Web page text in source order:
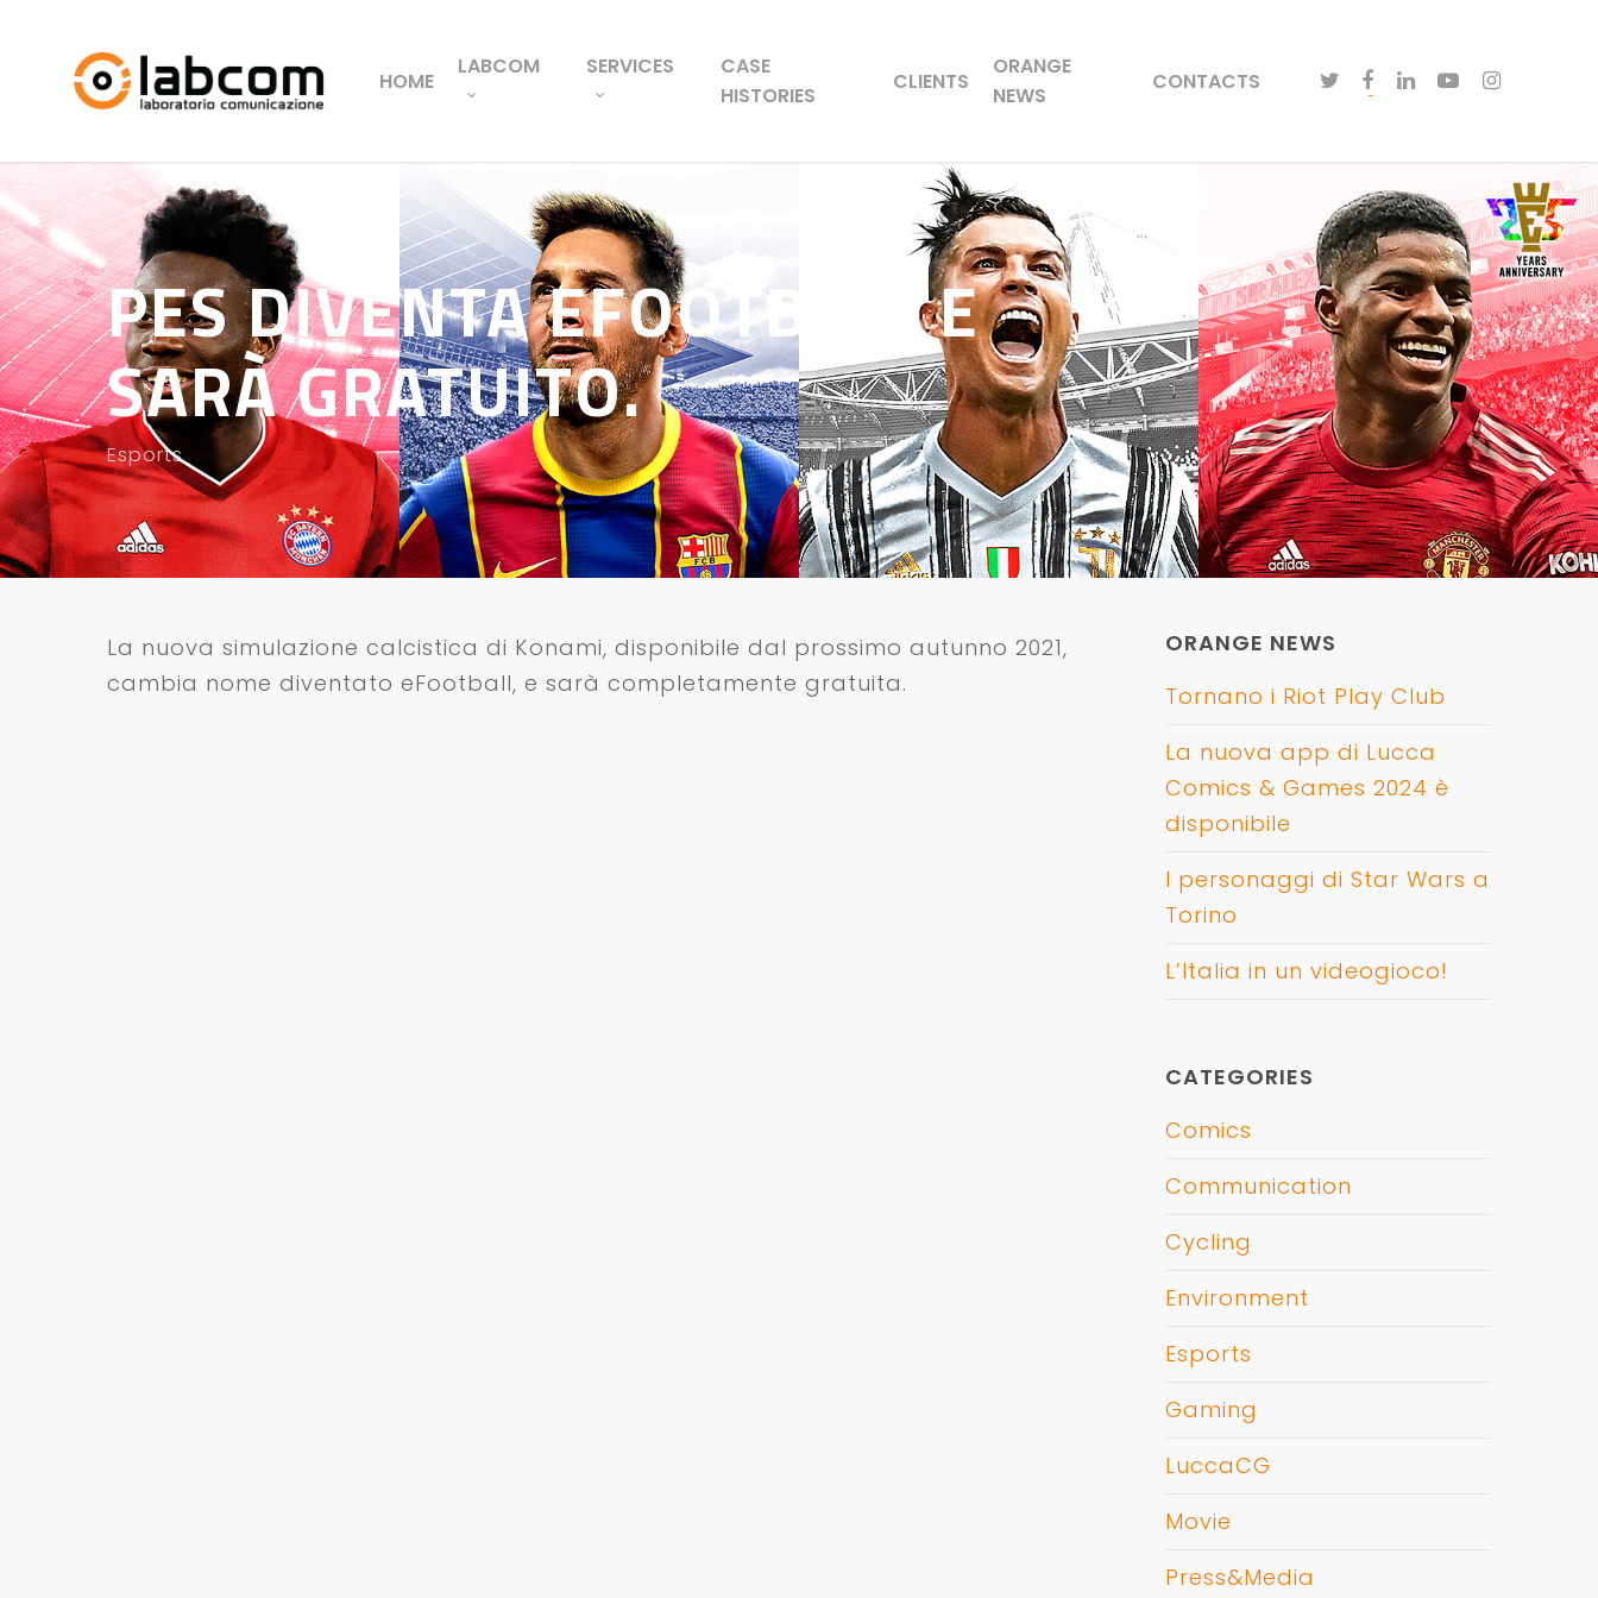
HOME
LABCOM SERVICES
CASE
HISTORIES
CLIENTS
ORANGE
NEWS
CONTACTS
PES DIVENTA EFOOTBALL E
SARÀ GRATUITO.
Esports
La nuova simulazione calcistica di Konami, disponibile dal prossimo autunno 2021,
cambia nome diventato eFootball, e sarà completamente gratuita.
ORANGE NEWS
Tornano i Riot Play Club
La nuova app di Lucca
Comics & Games 2024 è
disponibile
I personaggi di Star Wars a
Torino
L’Italia in un videogioco!
CATEGORIES
Comics
Communication
Cycling
Environment
Esports
Gaming
LuccaCG
Movie
Press&Media